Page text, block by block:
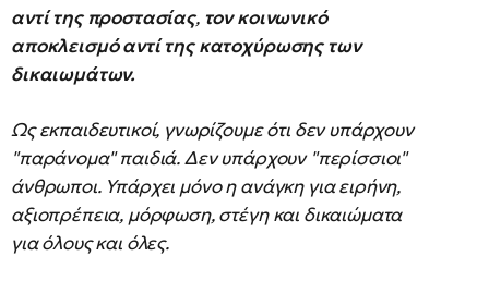
αντί της προστασίας, τον κοινωνικό
αποκλεισμό αντί της κατοχύρωσης των
δικαιωμάτων.
Ως εκπαιδευτικοί, γνωρίζουμε ότι δεν υπάρχουν
"παράνομα" παιδιά. Δεν υπάρχουν "περίσσιοι"
άνθρωποι. Υπάρχει μόνο η ανάγκη για ειρήνη,
αξιοπρέπεια, μόρφωση, στέγη και δικαιώματα
για όλους και όλες.